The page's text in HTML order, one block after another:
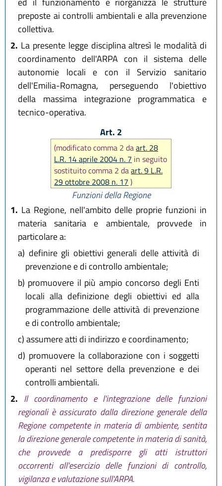
preposte ai controlli ambientali e alla prevenzione
collettiva.
2. La presente legge disciplina altresì le modalità di
coordinamento dell'ARPA con il sistema delle
autonomie locali e con il Servizio sanitario
dell'Emilia-Romagna, perseguendo l'obiettivo
della massima integrazione programmatica e
tecnico-operativa.
Art. 2
(modificato comma 2 daart. 28
L.R. 14 aprile 2004 n. 7 in seguito
sostituito comma 2 daart. 9 L.R.
29 ottobre 2008 n. 17 )
Funzioni della Regione
1. La Regione, nell'ambito delle proprie funzioni in
materia sanitaria e ambientale, provvede in
particolare a:
a) definire gli obiettivi generali delle attività di
prevenzione e di controllo ambientale;
b) promuovere il più ampio concorso degli Enti
locali alla definizione degli obiettivi ed alla
programmazione delle attività di prevenzione
e di controllo ambientale;
c)assumere atti di indirizzo e coordinamento;
d) promuovere la collaborazione con i soggetti
operanti nel settore della prevenzione e dei
controlli ambientali.
2. Il coordinamento e l'integrazione delle funzioni
regionali è assicurato dalla direzione generale della
Regione competente in materia di ambiente, sentita
la direzione generale competente in materia di sanità,
che provvede a predisporre gli atti istruttori
occorrenti all'esercizio delle funzioni di controllo,
vigilanza e valutazione sull'ARPA.